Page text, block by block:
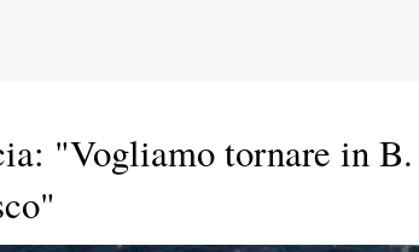
"Vogliamo tornare in B.